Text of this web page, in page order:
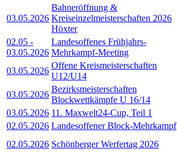
03.05.2026
Bahneröffnung &
Kreiseinzelmeisterschaften 2026
Höxter
02.05 -
03.05.2026
Landesoffenes Frühjahrs-
Mehrkampf-Meeting
03.05.2026
Offene Kreismeisterschaften
U12/U14
03.05.2026
Bezirksmeisterschaften
Blockwettkämpfe U 16/14
03.05.2026 11. Maxwelt24-Cup, Teil 1
02.05.2026 Landesoffener Block-Mehrkampf
02.05.2026 Schönberger Werfertag 2026